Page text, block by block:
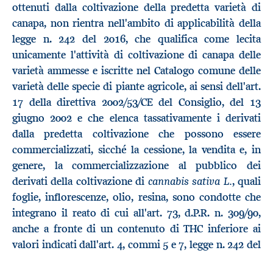
ottenuti dalla coltivazione della predetta varietà di
canapa, non rientra nell'ambito di applicabilità della
legge n. 242 del 2016, che qualifica come lecita
unicamente l'attività di coltivazione di canapa delle
varietà ammesse e iscritte nel Catalogo comune delle
varietà delle specie di piante agricole, ai sensi dell'art.
17 della direttiva 2002/53/CE del Consiglio, del 13
giugno 2002 e che elenca tassativamente i derivati
dalla predetta coltivazione che possono essere
commercializzati, sicché la cessione, la vendita e, in
genere, la commercializzazione al pubblico dei
derivati della coltivazione di cannabis sativa L., quali
foglie, inflorescenze, olio, resina, sono condotte che
integrano il reato di cui all'art. 73, d.P.R. n. 309/90,
anche a fronte di un contenuto di THC inferiore ai
valori indicati dall'art. 4, commi 5 e 7, legge n. 242 del